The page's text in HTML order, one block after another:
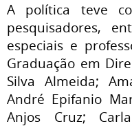
A política teve
pesquisadores,
especiais e
Graduação em
Silva Almeida;
André Epifanio
Anjos Cruz;